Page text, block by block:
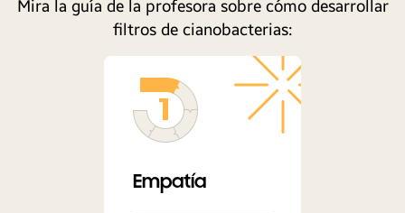
Mira la guía de la profesora sobre cómo desarrollar
filtros de cianobacterias:
Empatía